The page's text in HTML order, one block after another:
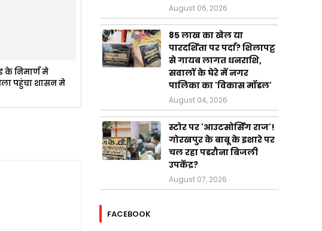
के निमार्ण मे
पहुंचा शासन मे
August 06, 2026
85 लाख का खेल या
पारदर्शिता पर पर्दा? शिलापट्ट
से गायब लागत धनराशि,
सवालों के घेरे में नगर
पालिका का 'विकास मॉडल'
August 04, 2026
स्टोर पर 'आउटसोर्सिंग राज'!
गोरखपुर के बाबू के इशारे पर
चल रहा पडरौना बिजली
उपकेंद्र?
August 07, 2026
FACEBOOK